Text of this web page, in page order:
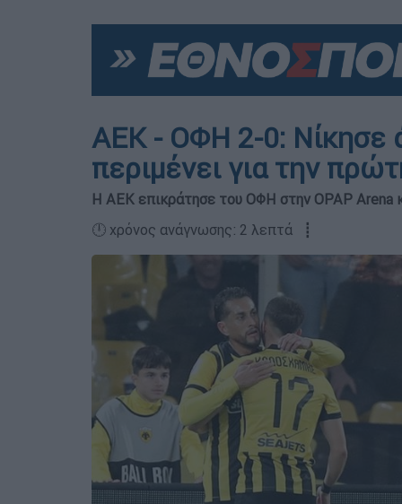
ΑΕΚ - ΟΦΗ 2-0: Νίκησε
περιμένει για την
Η ΑΕΚ επικράτησε του ΟΦΗ στην OPAP Arena
🕛 χρόνος ανάγνωσης: 2 λεπτά ┋